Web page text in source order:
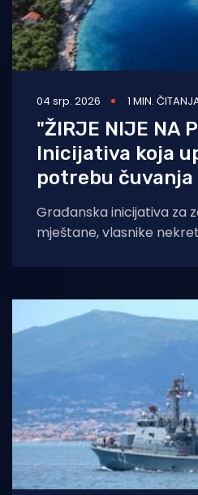
04 srp. 2026 1 MIN.
"ŽIRJE NIJE NA
Inicijativa koja
potrebu čuvanja
Građanska inicijativa za
mještane, vlasnike